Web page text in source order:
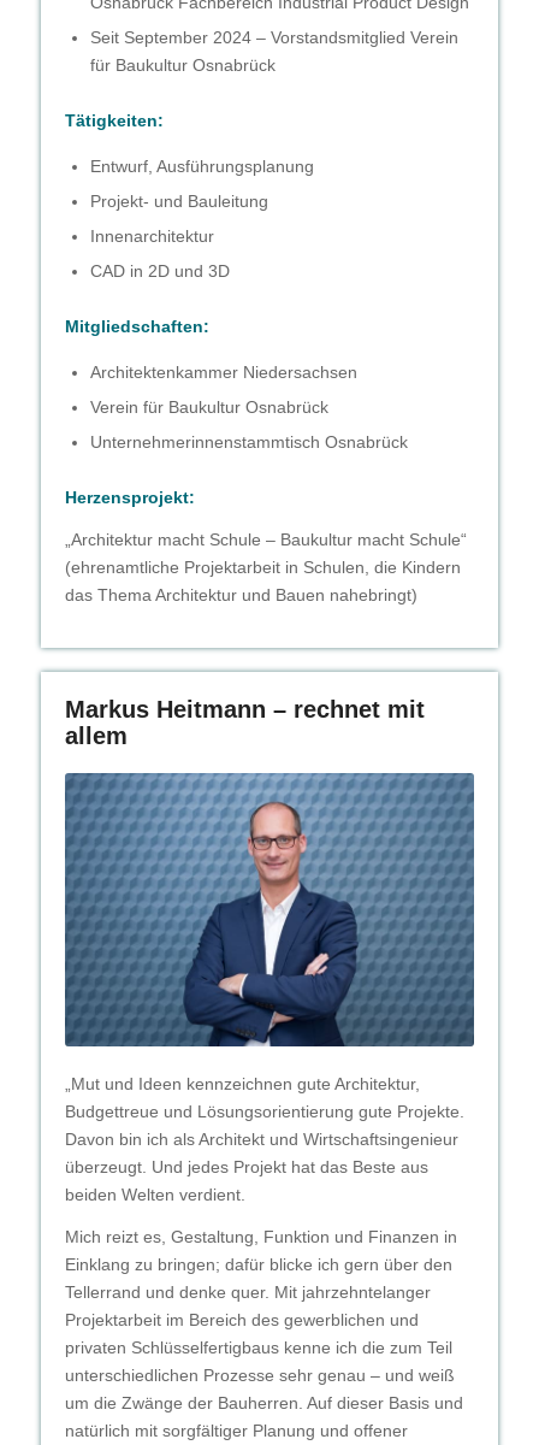
Seit September 2024 – Vorstandsmitglied Verein
für Baukultur Osnabrück
Tätigkeiten:
Entwurf, Ausführungsplanung
Projekt- und Bauleitung
Innenarchitektur
CAD in 2D und 3D
Mitgliedschaften:
Architektenkammer Niedersachsen
Verein für Baukultur Osnabrück
Unternehmerinnenstammtisch Osnabrück
Herzensprojekt:
„Architektur macht Schule – Baukultur macht Schule“
(ehrenamtliche Projektarbeit in Schulen, die Kindern
das Thema Architektur und Bauen nahebringt)
Markus Heitmann – rechnet mit
allem
„Mut und Ideen kennzeichnen gute Architektur,
Budgettreue und Lösungsorientierung gute Projekte.
Davon bin ich als Architekt und Wirtschaftsingenieur
überzeugt. Und jedes Projekt hat das Beste aus
beiden Welten verdient.
Mich reizt es, Gestaltung, Funktion und Finanzen in
Einklang zu bringen; dafür blicke ich gern über den
Tellerrand und denke quer. Mit jahrzehntelanger
Projektarbeit im Bereich des gewerblichen und
privaten Schlüsselfertigbaus kenne ich die zum Teil
unterschiedlichen Prozesse sehr genau – und weiß
um die Zwänge der Bauherren. Auf dieser Basis und
natürlich mit sorgfältiger Planung und offener